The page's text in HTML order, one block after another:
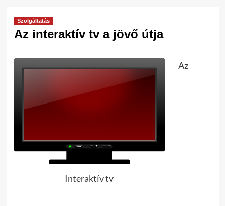
Szolgáltatás
Az interaktív tv a jövő útja
Interaktív tv
Az